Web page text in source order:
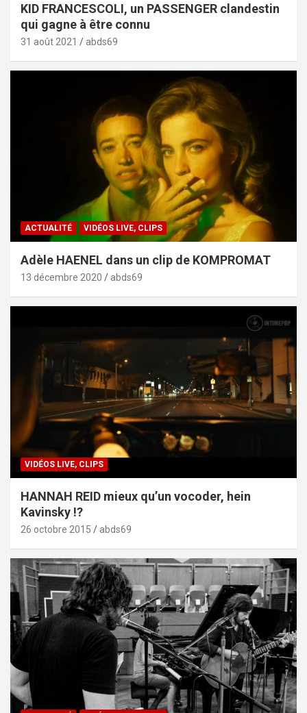
KID FRANCESCOLI, un PASSENGER clandestin
qui gagne à être connu
31 août 2021 abds69
ACTUALITÉ VIDÉOS LIVE, CLIPS
Adèle HAENEL dans un clip de KOMPROMAT
13 décembre 2020 abds69
VIDÉOS LIVE, CLIPS
HANNAH REID mieux qu’un vocoder, hein
Kavinsky !?
26 octobre 2015 abds69